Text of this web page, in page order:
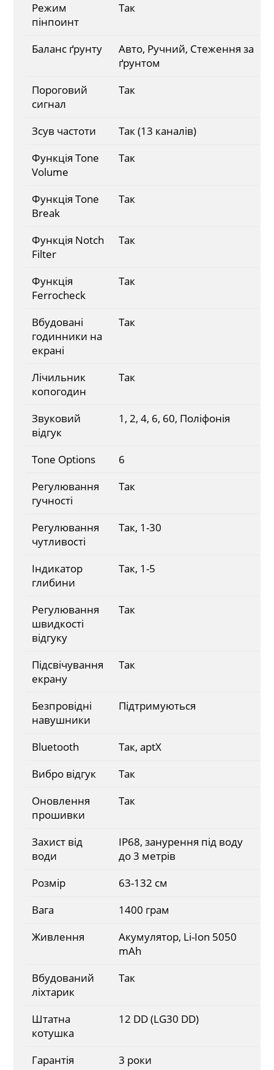
Режим
пінпоинт
Так
Баланс ґрунту
Авто, Ручний, Стеження за
ґрунтом
Пороговий
сигнал
Так
Зсув частоти
Так (13 каналів)
Функція Tone
Volume
Так
Функція Tone
Break
Так
Функція Notch
Filter
Так
Функція
Ferrocheck
Так
Вбудовані
годинники на
екрані
Так
Лічильник
копогодин
Так
Звуковий
відгук
1, 2, 4, 6, 60, Поліфонія
Tone Options
6
Регулювання
гучності
Так
Регулювання
чутливості
Так, 1-30
Індикатор
глибини
Так, 1-5
Регулювання
швидкості
відгуку
Так
Підсвічування
екрану
Так
Безпровідні
навушники
Підтримуються
Bluetooth
Так, aptX
Вибро відгук
Так
Оновлення
прошивки
Так
Захист від
води
IP68, занурення під воду
до 3 метрів
Розмір
63-132 см
Вага
1400 грам
Живлення
Акумулятор, Li-Ion 5050
mAh
Вбудований
ліхтарик
Так
Штатна
котушка
12 DD (LG30 DD)
Гарантія 3 роки